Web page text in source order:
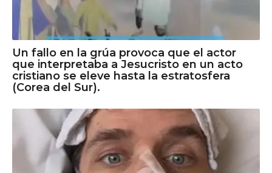
Un fallo en la grúa provoca que el actor
que interpretaba a Jesucristo en un acto
cristiano se eleve hasta la estratosfera
(Corea del Sur).